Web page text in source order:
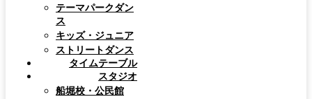
テーマパークダン
ス
キッズ・ジュニア
ストリートダンス
タイムテーブル
スタジオ
船堀校・公民館